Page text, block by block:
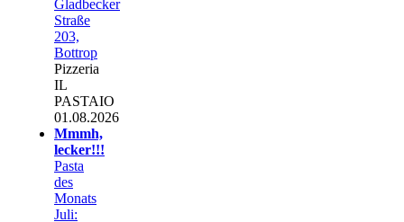
Gladbecker
Straße
203,
Bottrop
Pizzeria
IL
PASTAIO
01.08.2026
Mmmh,
lecker!!!
Pasta
des
Monats
Juli: